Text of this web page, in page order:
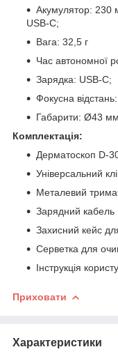
Акумулятор: 230
USB-C;
Вага: 32,5 г
Час автономної
Зарядка: USB-C;
Фокусна
Габарити: Ø43
Комплектація:
Дерматоскоп D-
Універсальний
Металевий
Зарядний кабель
Захисний кейс
Серветка для
Інструкція
Приховати
Характеристики